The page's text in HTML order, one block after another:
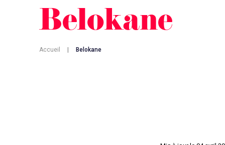
Belokane
Accueil Belokane